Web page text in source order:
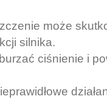
może
silnika.
ciśnienie i